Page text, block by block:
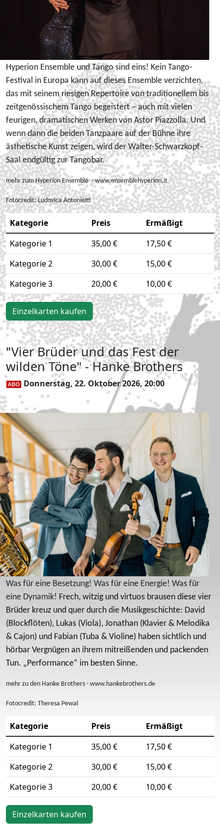
Hyperion Ensemble und Tango sind eins! Kein Tango-
Festival in Europa kann auf dieses Ensemble verzichten,
das mit seinem riesigen Repertoire von traditionellem bis
zeitgenössischem Tango begeistert – auch mit vielen
feurigen, dramatischen Werken von Astor Piazzolla. Und
wenn dann die beiden Tanzpaare auf der Bühne ihre
ästhetische Kunst zeigen, wird der Walter-Schwarzkopf-
Saal endgültig zur Tangobar.
mehr zum Hyperion Ensemble - www.ensemblehyperion.it
Fotocredit: Ludovica Antonietti
Kategorie Preis
Ermäßigt
Kategorie 1
35,00 €
17,50 €
Kategorie 2
30,00 €
15,00 €
Kategorie 3
20,00 € 10,00 €
Einzelkarten kaufen
"Vier Brüder und das Fest der
wilden Töne" - Hanke Brothers
Donnerstag, 22. Oktober 2026, 20:00
Was für eine Besetzung! Was für eine Energie! Was für
eine Dynamik! Frech, witzig und virtuos brausen diese vier
Brüder kreuz und quer durch die Musikgeschichte: David
(Blockflöten), Lukas (Viola), Jonathan (Klavier & Melodika
& Cajon) und Fabian (Tuba & Violine) haben sichtlich und
hörbar Vergnügen an ihrem mitreißenden und packenden
Tun. „Performance“ im besten Sinne.
mehr zu den Hanke Brothers - www.hankebrothers.de
Fotocredit: Theresa Pewal
Kategorie Preis
Ermäßigt
Kategorie 1
35,00 €
17,50 €
Kategorie 2
30,00 €
15,00 €
Kategorie 3
20,00 € 10,00 €
Einzelkarten kaufen